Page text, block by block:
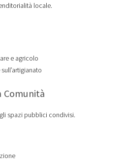
locale.
e agricolo
spazi pubblici condivisi.